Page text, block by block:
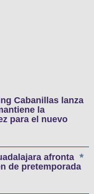
Cabanillas lanza
la
para el nuevo
afronta
de pretemporada